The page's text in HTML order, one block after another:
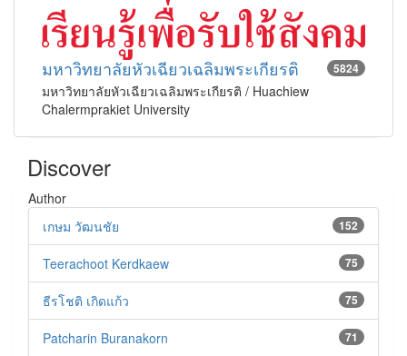
มหาวิทยาลัยหัวเฉียวเฉลิมพระเกียรติ 5824
มหาวิทยาลัยหัวเฉียวเฉลิมพระเกียรติ / Huachiew
Chalermprakiet University
Discover
Author
152
เกษม วัฒนชัย
75
Teerachoot Kerdkaew
75
ธีรโชติ เกิดแก้ว
71
Patcharin Buranakorn